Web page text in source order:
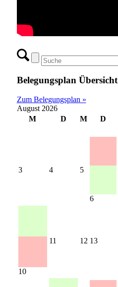
Belegungsplan Übersicht
Zum Belegungsplan »
August 2026
M
D M D
3 4 5
6
10
11 12 13